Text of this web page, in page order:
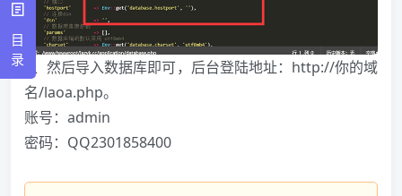
4、然后导入数据库即可，后台登陆地址：http://你的域
名/laoa.php。
账号：admin
密码：QQ2301858400
目
录